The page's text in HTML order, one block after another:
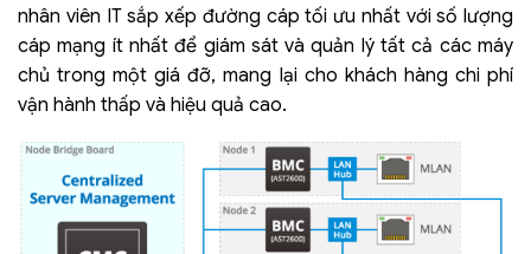
nhân viên IT sắp xếp đường cáp tối ưu nhất với số lượng
cáp mạng ít nhất để giám sát và quản lý tất cả các máy
chủ trong một giá đỡ, mang lại cho khách hàng chi phí
vận hành thấp và hiệu quả cao.